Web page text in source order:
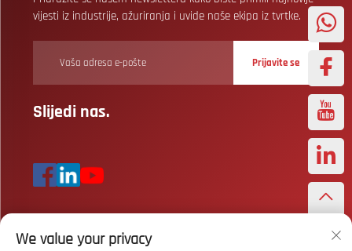
vijesti iz industrije, ažuriranja i uvide naše ekipa iz tvrtke.
Prijavite se
Slijedi nas.
Autorska prava © Wuhan Bizarre Sports Co., Ltd. Sva prava pridržana
We value your privacy